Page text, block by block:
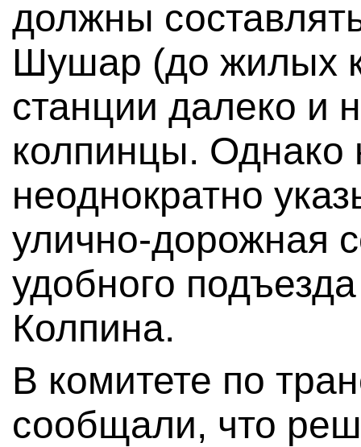
должны
Шушар (до жилых
станции далеко и
колпинцы. Однако
неоднократно
улично-дорожная
удобного
Колпина.
В комитете по
сообщали, что